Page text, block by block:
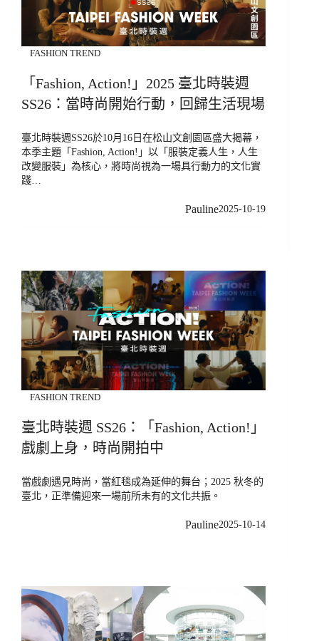
FASHION TREND
「Fashion, Action!」2025 臺北時裝週
SS26：當時尚開始行動，回歸生活現場
臺北時裝週SS26於10月16日在松山文創園區盛大揭幕，
本季主題「Fashion, Action!」以「服裝定義人生，人生
改變服裝」為核心，將時尚視為一場具行動力的文化實
踐…
Pauline2025-10-19
FASHION TREND
臺北時裝週 SS26：「Fashion, Action!」
戲劇上身，時尚開拍中
當戲劇遇見時尚，當紅毯成為延伸的舞台；2025 秋冬的
臺北，正準備迎來一場前所未有的文化共振。
Pauline2025-10-14